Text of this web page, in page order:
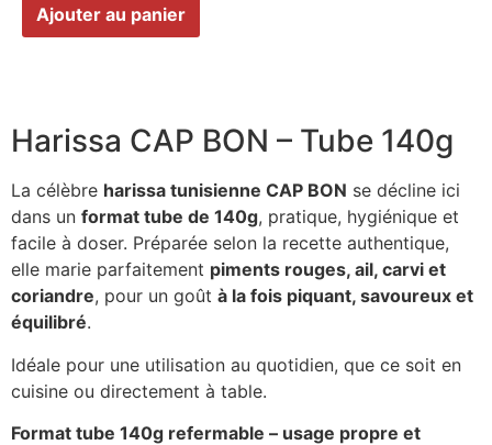
Ajouter au panier
Harissa CAP BON – Tube 140g
La célèbre harissa tunisienne CAP BON se décline ici
dans un format tube de 140g, pratique, hygiénique et
facile à doser. Préparée selon la recette authentique,
elle marie parfaitement piments rouges, ail, carvi et
coriandre, pour un goût à la fois piquant, savoureux et
équilibré.
Idéale pour une utilisation au quotidien, que ce soit en
cuisine ou directement à table.
Format tube 140g refermable – usage propre et